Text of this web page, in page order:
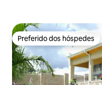
Preferido dos hóspedes
Preferido dos hóspedes